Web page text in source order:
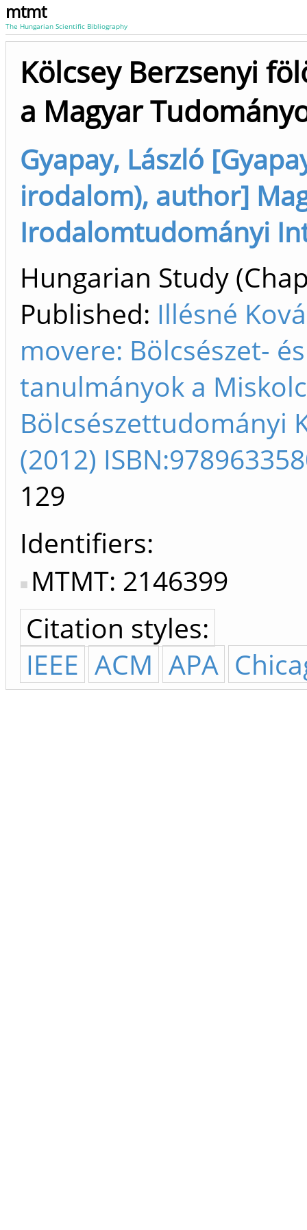
mtmt
The Hungarian Scientific Bibliography
Kölcsey Berzsenyi
a Magyar
Gyapay, László
irodalom), author]
Irodalomtudományi
Hungarian Study
Published: Illésné
movere: Bölcsészet-
tanulmányok a
Bölcsészettudományi
(2012)
129
Identifiers
MTMT: 2146399
Citation styles:
IEEE ACM APA